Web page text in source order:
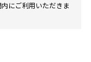
にご利用いただきま